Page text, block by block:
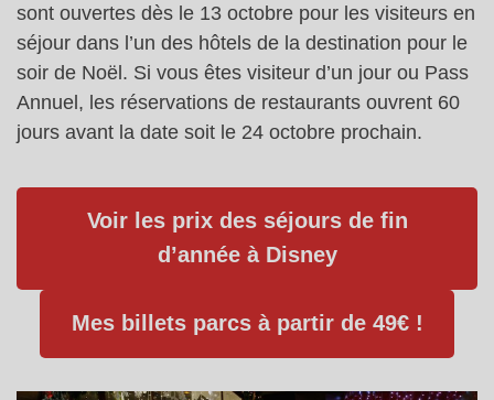
sont ouvertes dès le 13 octobre pour les visiteurs en
séjour dans l’un des hôtels de la destination pour le
soir de Noël. Si vous êtes visiteur d’un jour ou Pass
Annuel, les réservations de restaurants ouvrent 60
jours avant la date soit le 24 octobre prochain.
Voir les prix des séjours de fin
d’année à Disney
Mes billets parcs à partir de 49€ !